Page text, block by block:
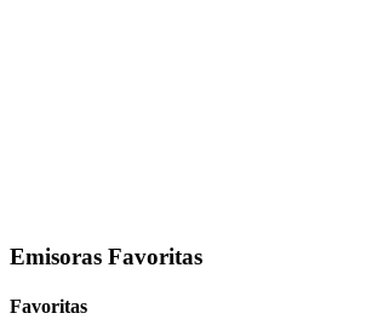
Emisoras Favoritas
Favoritas